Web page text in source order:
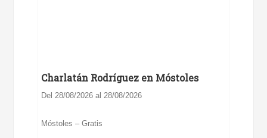
Charlatán Rodríguez en Móstoles
Del 28/08/2026 al 28/08/2026
Móstoles – Gratis